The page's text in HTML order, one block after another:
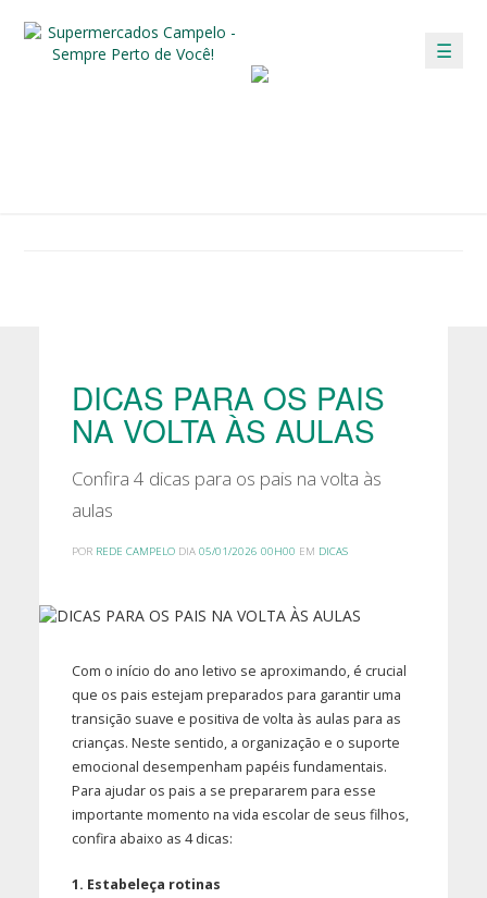
☰
DICAS PARA OS PAIS
NA VOLTA ÀS AULAS
Confira 4 dicas para os pais na volta às
aulas
POR REDE CAMPELODIA 05/01/2026 00H00 EM DICAS
Com o início do ano letivo se aproximando, é crucial
que os pais estejam preparados para garantir uma
transição suave e positiva de volta às aulas para as
crianças. Neste sentido, a organização e o suporte
emocional desempenham papéis fundamentais.
Para ajudar os pais a se prepararem para esse
importante momento na vida escolar de seus filhos,
confira abaixo as 4 dicas:
1. Estabeleça rotinas